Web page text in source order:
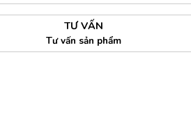
TƯ VẤN
Tư vấn sản phẩm